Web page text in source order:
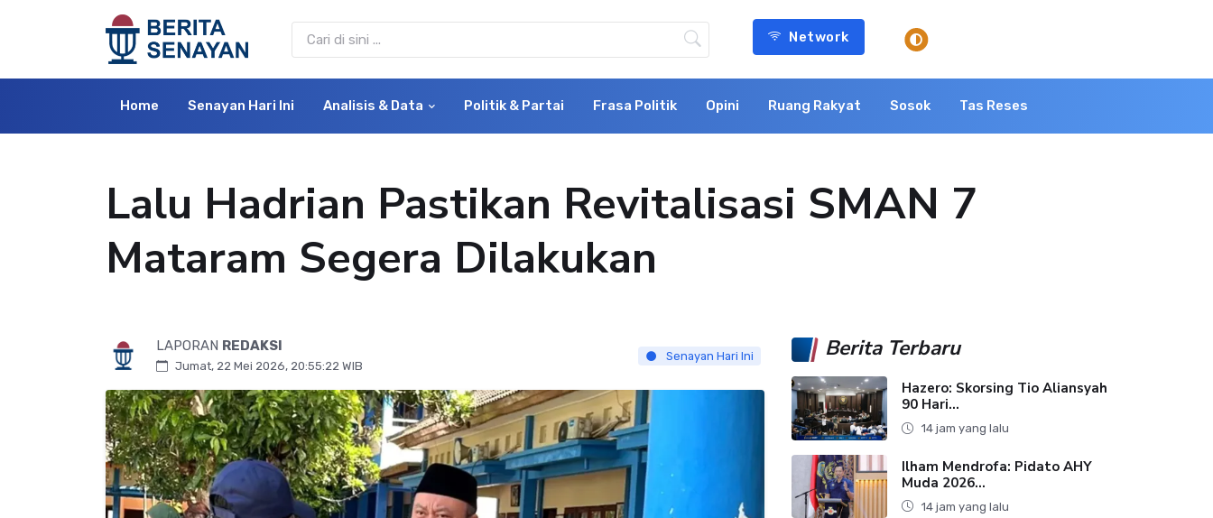
Network
Home Senayan Hari Ini Analisis & Data Politik & Partai Frasa Politik Opini Ruang Rakyat Sosok Tas Reses
Lalu Hadrian Pastikan Revitalisasi SMAN 7
Mataram Segera Dilakukan
LAPORAN REDAKSI
Jumat, 22 Mei 2026, 20:55:22 WIB
Senayan Hari Ini Berita Terbaru
Hazero: Skorsing Tio Aliansyah
90 Hari...
14 jam yang lalu
Ilham Mendrofa: Pidato AHY
Muda 2026...
14 jam yang lalu